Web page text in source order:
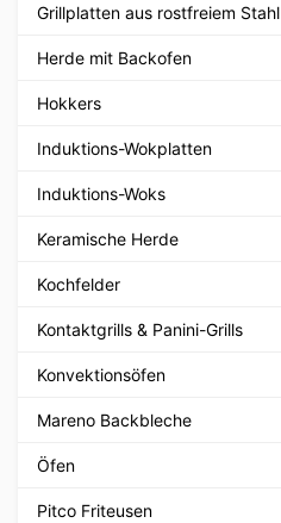
Grillplatten aus rostfreiem Stahl
Herde mit Backofen
Hokkers
Induktions-Wokplatten
Induktions-Woks
Keramische Herde
Kochfelder
Kontaktgrills & Panini-Grills
Konvektionsöfen
Mareno Backbleche
Öfen
Pitco Friteusen